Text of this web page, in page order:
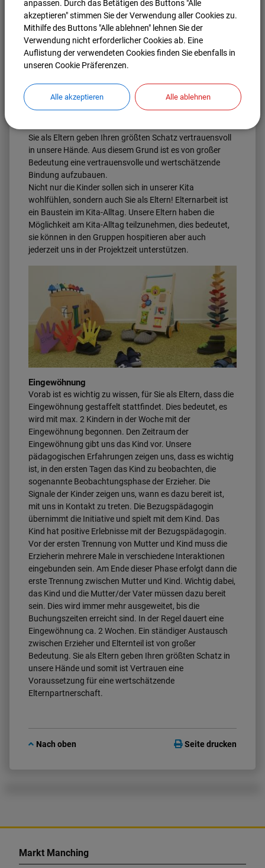
Sie als Eltern geben Ihren größten Schatz vertrauensvoll
in unsere Hände. Aus diesem Grund ist es von großer
Bedeutung eine vertrauensvolle und wertschätzende
Bindung aufzubauen.
Nicht nur die Kinder sollen sich in unserer Kita
wohlfühlen, sondern auch Sie als Eltern! Elternarbeit ist
ein Baustein im Kita-Alltag. Unsere Eltern haben die
Möglichkeit am Kita-Alltag teilzunehmen, dies bedeutet,
sie können in den Gruppen hospitieren aber auch
jederzeit uns in der Projektzeit unterstützen.
Eingewöhnung
Vorab ist es wichtig zu wissen, für Sie als Eltern, dass die
Eingewöhnung gestaffelt stattfindet. Dies bedeutet, es
wird mit max. 2 Kindern in der Woche mit der
Eingewöhnung begonnen. Den Zeitraum der
Eingewöhnung gibt uns das Kind vor. Unsere
pädagogischen Erfahrungen zeigen uns, dass es wichtig
ist, in den ersten Tagen das Kind zu beobachten, die
sogenannte Beobachtungsphase der Erzieher. Die
Signale der Kinder zeigen uns, wann es dazu bereit ist,
mit uns in Kontakt zu treten. Die Bezugspädagogin
übernimmt die Initiative und spielt mit dem Kind. Das
Kind hat positive Erlebnisse mit der Bezugspädagogin.
Vor der ersten Trennung von Mutter und Kind muss die
Erzieherin mehrere Male in verschiedene Interaktionen
eingebunden sein. Am Ende dieser Phase erfolgt dann die
erste Trennung zwischen Mutter und Kind. Wichtig dabei,
das Kind und die Mutter/der Vater müssen dazu bereit
sein. Dies wird immer mehr ausgeweitet, bis die
Buchungszeiten erreicht sind. In der Regel dauert eine
Eingewöhnung ca. 2 Wochen. Ein ständiger Austausch
zwischen Erzieher und Elternteil ist von großer
Bedeutung. Sie als Eltern geben Ihren größten Schatz in
unsere Hände und somit ist Vertrauen eine
Voraussetzung für eine wertschätzende
Elternpartnerschaft.
Nach oben Seite drucken
Markt Manching
anpassen. Durch das Betätigen des Buttons "Alle
akzeptieren" stimmen Sie der Verwendung aller Cookies zu.
Mithilfe des Buttons "Alle ablehnen" lehnen Sie der
Verwendung nicht erforderlicher Cookies ab. Eine
Auflistung der verwendeten Cookies finden Sie ebenfalls in
unseren Cookie Präferenzen.
Alle akzeptieren Alle ablehnen